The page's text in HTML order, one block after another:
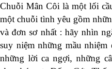
Chuỗi Mân Côi là một lối
một chuỗi tình yêu gồm
và đơn sơ nhất : hãy nhìn
suy niệm những mầu nhiệm
những lời ca ngợi, những